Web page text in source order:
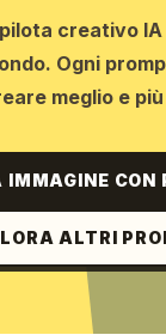
creativo
Ogni
meglio e
IMMAGINE CON
ALTRI